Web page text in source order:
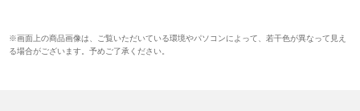
※画面上の商品画像は、ご覧いただいている環境やパソコンによって、若干色が異なって見え
る場合がございます。予めご了承ください。